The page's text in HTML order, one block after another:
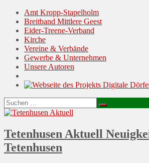
Amt Kropp-Stapelholm
Breitband Mittlere Geest
Eider-Treene-Verband
Kirche
Vereine & Verbände
Gewerbe & Unternehmen
Unsere Autoren
Suchen
nach:
Suchen
Tetenhusen Aktuell
Tetenhusen